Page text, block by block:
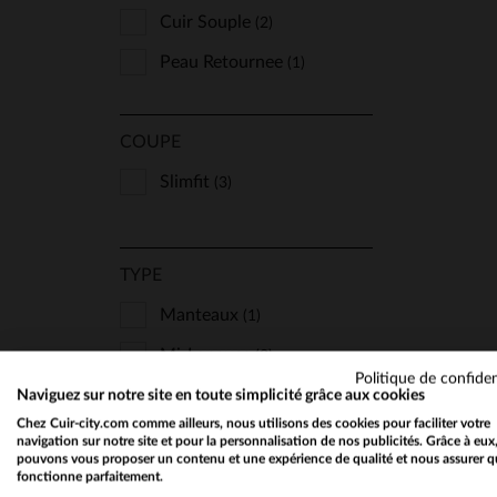
Cuir Souple (2)
Peau Retournee (1)
COUPE
Slimfit (3)
TYPE
Manteaux (1)
Mi-Longues(2)
STYLE
Chic Et Classe
Politique de
Naviguez sur notre site en toute simplicité grâce aux cookies
Chez Cuir-city.com comme ailleurs, nous utilisons des cookies pour faciliter votre
navigation sur notre site et pour la personnalisation de nos publicités. Grâce à
pouvons vous proposer un contenu et une expérience de qualité et nous assurer
fonctionne parfaitement.